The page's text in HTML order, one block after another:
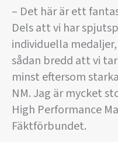
– Det här är ett
Dels att vi har
individuella
sådan bredd att vi
minst eftersom
NM. Jag är mycket
High Performance
Fäktförbundet.